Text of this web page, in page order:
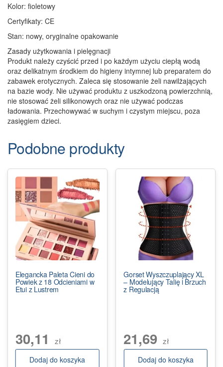
Kolor: fioletowy
Certyfikaty: CE
Stan: nowy, oryginalne opakowanie
Zasady użytkowania i pielęgnacji
Produkt należy czyścić przed i po każdym użyciu ciepłą wodą
oraz delikatnym środkiem do higieny intymnej lub preparatem do
zabawek erotycznych. Zaleca się stosowanie żeli nawilżających
na bazie wody. Nie używać produktu z uszkodzoną powierzchnią,
nie stosować żeli silikonowych oraz nie używać podczas
ładowania. Przechowywać w suchym i czystym miejscu, poza
zasięgiem dzieci.
Podobne produkty
Elegancka Paleta Cieni do
Powiek z 18 Odcieniami w
Etui z Lustrem
30,11 zł
Dodaj do koszyka
Gorset Wyszczuplający XL
– Modelujący Talię i Brzuch
z Regulacją
21,69 zł
Dodaj do koszyka